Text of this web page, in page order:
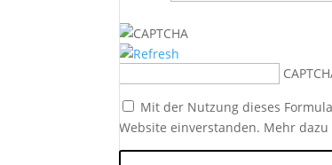
Mit der Nutzung dieses
Website einverstanden. Mehr